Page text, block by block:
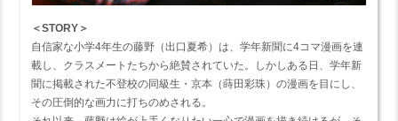
＜STORY＞
自信家な小学4年生の藤野（出口夏希）は、学年新聞に4コマ漫画を連
載し、クラスメートたちから絶賛されていた。しかしある日、学年新
聞に掲載された不登校の同級生・京本（蒔田彩珠）の漫画を目にし、
その圧倒的な画力に打ちのめされる。